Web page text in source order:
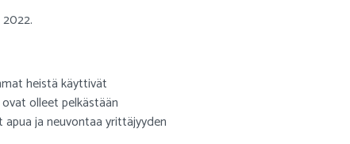
heistä käyttivät
olleet pelkästään
ja neuvontaa yrittäjyyden